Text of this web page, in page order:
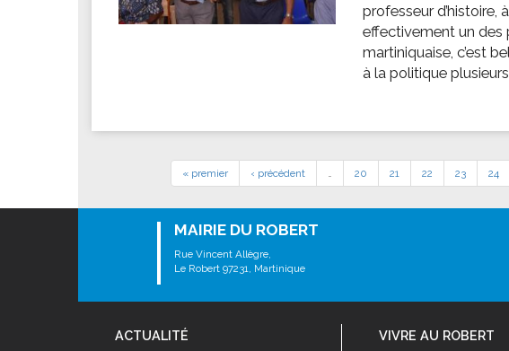
professeur d’histoire,
effectivement un des
martiniquaise, c’est
à la politique
« premier ‹ précédent 20 21 22 23 24
MAIRIE DU ROBERT
Rue Vincent Allègre,
Le Robert 97231, Martinique
ACTUALITÉ
VIVRE AU ROBERT